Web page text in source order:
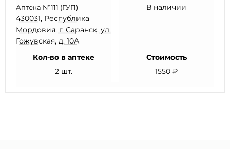
Аптека №111 (ГУП)
430031, Республика
Мордовия, г. Саранск, ул.
Гожувская, д. 10А
В наличии
Кол-во в аптеке
2 шт.
Стоимость
1550 ₽